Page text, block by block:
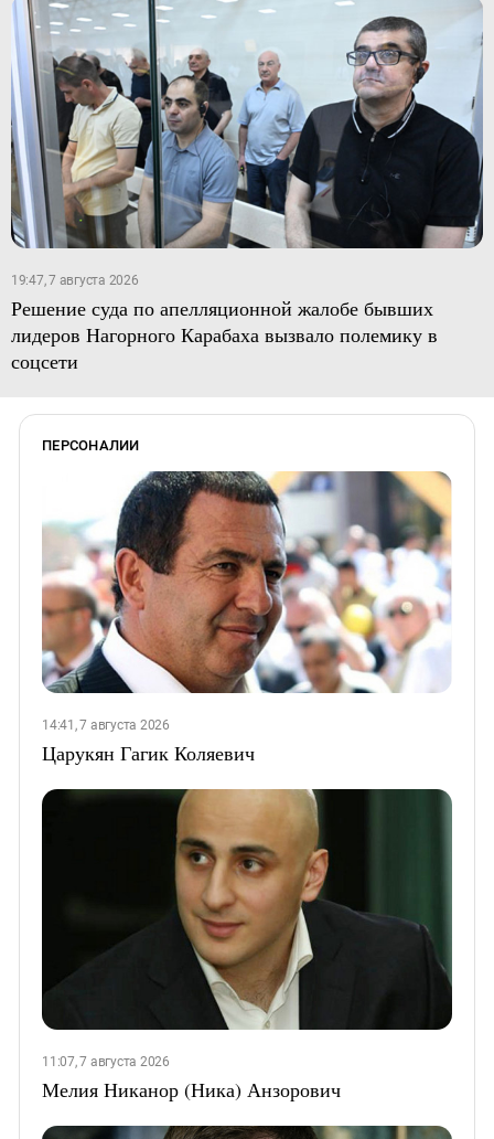
19:47, 7 августа 2026
Решение суда по апелляционной жалобе бывших
лидеров Нагорного Карабаха вызвало полемику в
соцсети
ПЕРСОНАЛИИ
14:41, 7 августа 2026
Царукян Гагик Коляевич
11:07, 7 августа 2026
Мелия Никанор (Ника) Анзорович